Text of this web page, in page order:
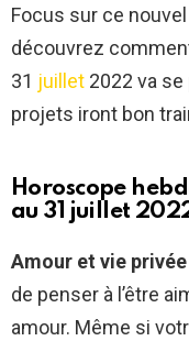
Focus sur ce nouvel
découvrez
31 juillet 2022 va
projets iront bon
Horoscope
au 31 juillet
Amour et vie privée
de penser à l’être
amour. Même si